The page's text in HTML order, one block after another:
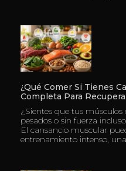
¿Qué Comer Si Tienes
Completa Para
¿Sientes que tus músculos
pesados o sin fuerza
El cansancio muscular
entrenamiento intenso,